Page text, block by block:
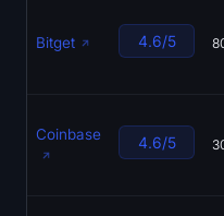
Bitget 4.6/5
Coinbase 4.6/5